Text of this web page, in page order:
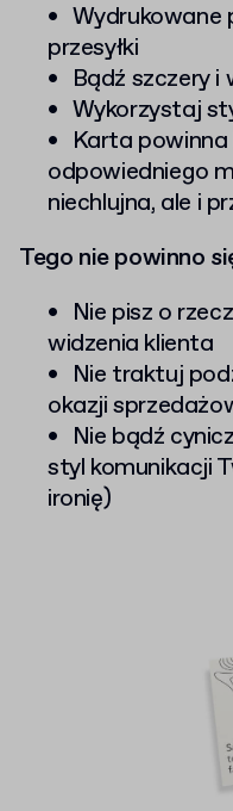
Wydrukowane
przesyłki
Bądź szczery i
Wykorzystaj
Karta
odpowiedniego
niechlujna, ale i
Tego nie powinno
Nie pisz o
widzenia klienta
Nie traktuj
okazji
Nie bądź
styl komunikacji
ironię)